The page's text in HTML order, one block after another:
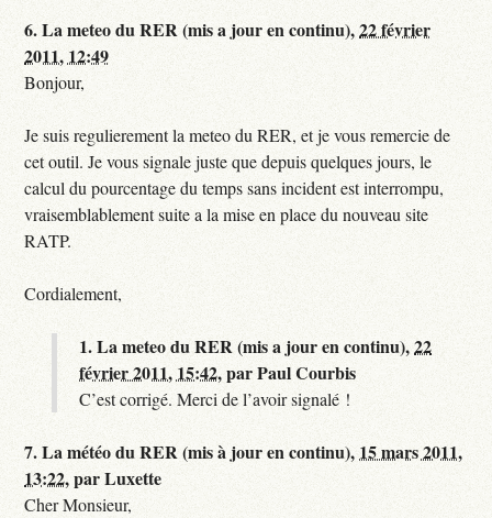
6.La meteo du RER (mis a jour en continu),22 février
2011, 12:49
Bonjour,
Je suis regulierement la meteo du RER, et je vous remercie de
cet outil. Je vous signale juste que depuis quelques jours, le
calcul du pourcentage du temps sans incident est interrompu,
vraisemblablement suite a la mise en place du nouveau site
RATP.
Cordialement,
1.La meteo du RER (mis a jour en continu),22
février 2011, 15:42,parPaul Courbis
C’est corrigé. Merci de l’avoir signalé !
7.La météo du RER (mis à jour en continu), 15 mars 2011,
13:22,parLuxette
Cher Monsieur,